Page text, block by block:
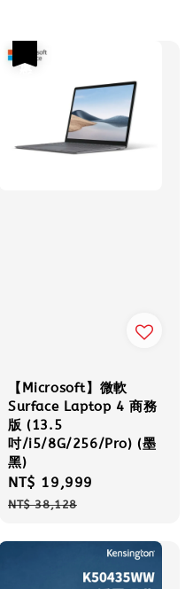
【Microsoft】微軟
Surface Laptop 4 商務
版 (13.5
吋/i5/8G/256/Pro) (墨
黑)
Sale
price
NT$ 19,999
NT$ 38,128